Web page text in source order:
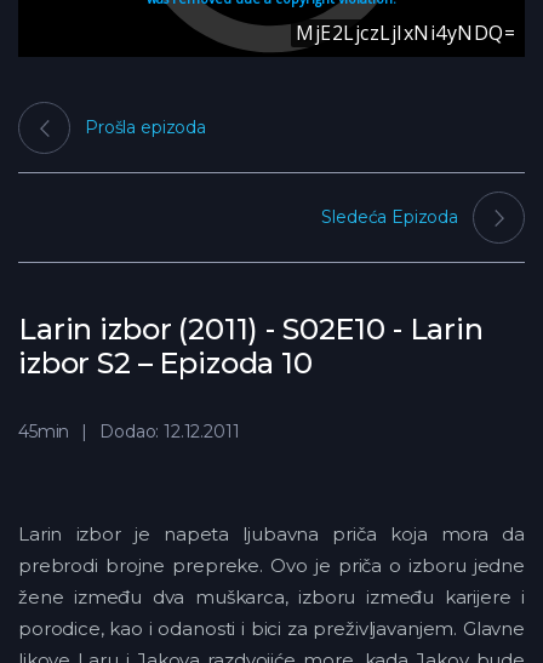
Larin izbor (2011) - S02E10 - Larin
izbor S2 – Epizoda 10
Prošla epizoda
Sledeća Epizoda
45min Dodao: 12.12.2011
Larin izbor je napeta ljubavna priča koja mora da
prebrodi brojne prepreke. Ovo je priča o izboru jedne
žene između dva muškarca, izboru između karijere i
porodice, kao i odanosti i bici za preživljavanjem. Glavne